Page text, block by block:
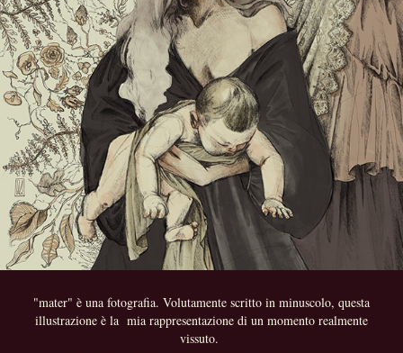
"mater" è una fotografia. Volutamente scritto in minuscolo, questa
illustrazione è la mia rappresentazione di un momento realmente
vissuto.